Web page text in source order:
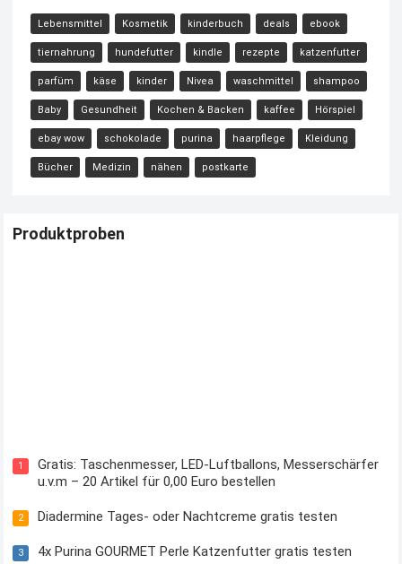
Lebensmittel Kosmetik kinderbuch deals ebook
tiernahrung hundefutter kindle rezepte katzenfutter
parfüm käse kinder Nivea waschmittel shampoo
Baby Gesundheit Kochen & Backen kaffee Hörspiel
ebay wow schokolade purina haarpflege Kleidung
Bücher Medizin nähen postkarte
Produktproben
1
Gratis: Taschenmesser, LED-Luftballons, Messerschärfer
u.v.m – 20 Artikel für 0,00 Euro bestellen
2 Diadermine Tages- oder Nachtcreme gratis testen
3 4x Purina GOURMET Perle Katzenfutter gratis testen